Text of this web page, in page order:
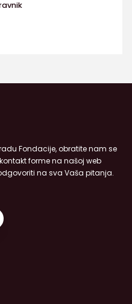
Fondacije, obratite nam se
forme na našoj web
na sva Vaša pitanja.